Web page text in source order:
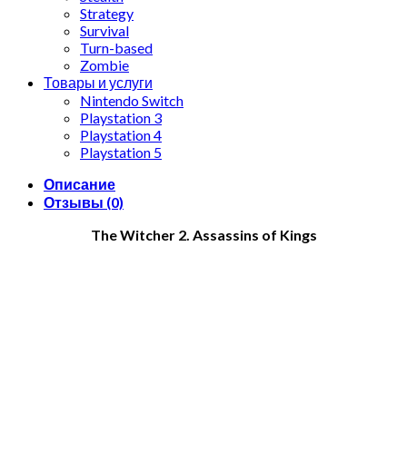
Strategy
Survival
Turn-based
Zombie
Товары и услуги
Nintendo Switch
Playstation 3
Playstation 4
Playstation 5
Описание
Отзывы (0)
The Witcher 2. Assassins of Kings